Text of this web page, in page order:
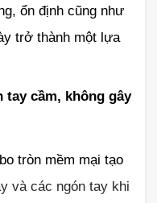
ổn định cũng như
trở thành một lựa
tay cầm, không gây
tròn mềm mại tạo
và các ngón tay khi